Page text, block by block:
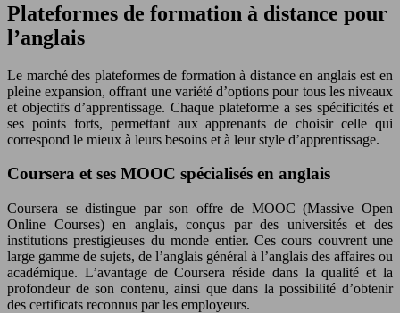
Plateformes de formation à distance pour
l’anglais
Le marché des plateformes de formation à distance en anglais est en
pleine expansion, offrant une variété d’options pour tous les niveaux
et objectifs d’apprentissage. Chaque plateforme a ses spécificités et
ses points forts, permettant aux apprenants de choisir celle qui
correspond le mieux à leurs besoins et à leur style d’apprentissage.
Coursera et ses MOOC spécialisés en anglais
Coursera se distingue par son offre de MOOC (Massive Open
Online Courses) en anglais, conçus par des universités et des
institutions prestigieuses du monde entier. Ces cours couvrent une
large gamme de sujets, de l’anglais général à l’anglais des affaires ou
académique. L’avantage de Coursera réside dans la qualité et la
profondeur de son contenu, ainsi que dans la possibilité d’obtenir
des certificats reconnus par les employeurs.